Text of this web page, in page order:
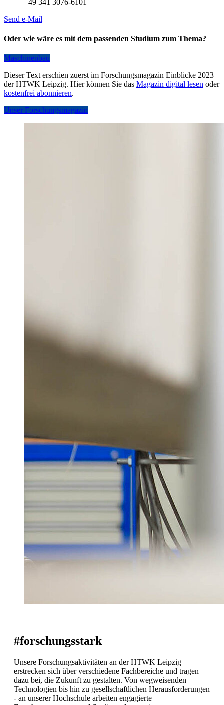
Send e-Mail
Oder wie wäre es mit dem passenden Studium zum Thema?
Maschinenbau
Dieser Text erschien zuerst im Forschungsmagazin Einblicke 2023
der HTWK Leipzig. Hier können Sie das Magazin digital lesen oder
kostenfrei abonnieren.
Unser Forschungsmagazin
#forschungsstark
Unsere Forschungsaktivitäten an der HTWK Leipzig
erstrecken sich über verschiedene Fachbereiche und tragen
dazu bei, die Zukunft zu gestalten. Von wegweisenden
Technologien bis hin zu gesellschaftlichen Herausforderungen
- an unserer Hochschule arbeiten engagierte